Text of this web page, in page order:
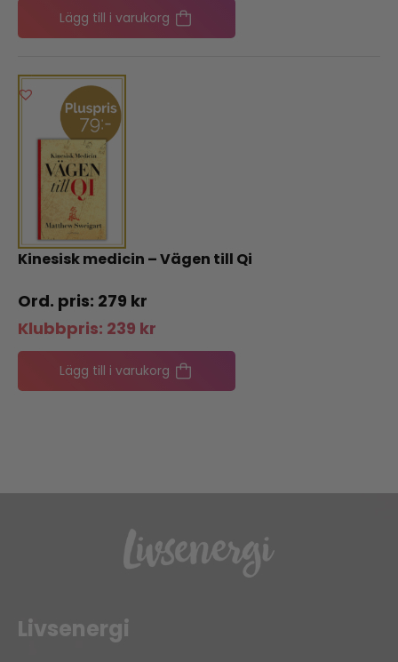
Lägg till i varukorg
Kinesisk medicin – Vägen till Qi
279 kr
Klubbpris: 239 kr
Lägg till i varukorg
Livsenergi